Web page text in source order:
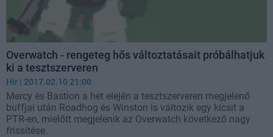
Overwatch - rengeteg hős változtatásait próbálhatjuk
ki a tesztszerveren
Hír | 2017.02.10 21:00
Mercy és Bastion a hét elején a tesztszerveren megjelenő
buffjai után Roadhog és Winston is változik egy kicsit a
PTR-en, mielőtt megjelenik az Overwatch következő nagy
frissítése.